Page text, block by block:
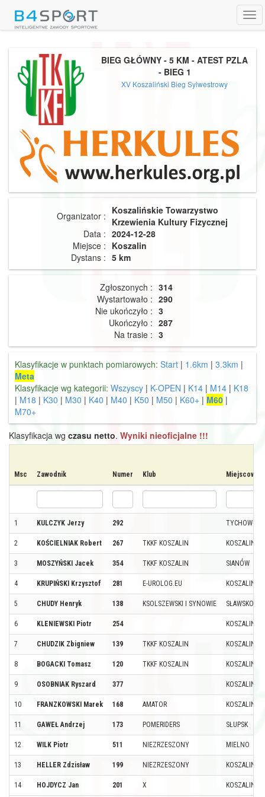
BIEG GŁÓWNY - 5 KM - ATEST PZLA
- BIEG 1
XV Koszaliński Bieg Sylwestrowy
Organizator : Koszalińskie Towarzystwo
Krzewienia Kultury Fizycznej
Data : 2024-12-28
Miejsce : Koszalin
Dystans : 5 km
Zgłoszonych : 314
Wystartowało : 290
Nie ukończyło : 3
Ukończyło : 287
Na trasie : 3
Klasyfikacje w punktach pomiarowych: Start | 1.6km | 3.3km |
Meta
Klasyfikacje wg kategorii: Wszyscy | K-OPEN | K14 | M14 | K18
| M18 | K30 | M30 | K40 | M40 | K50 | M50 | K60+ | M60 |
M70+
Klasyfikacja wg czasu netto. Wyniki nieoficjalne !!!
Msc Zawodnik Numer Klub
1 KULCZYK Jerzy 292 TYCHOWO
2 KOŚCIELNIAK Robert 267 TKKF KOSZALIN KOSZALIN
3 MOSZYŃSKI Jacek 354 TKKF KOSZALIN SIANÓW
4 KRUPIŃSKI Krzysztof 281 E-UROLOG.EU KOSZALIN
5 CHUDY Henryk 138 KSOLSZEWSKI I SYNOWIE SŁAWSKO
6 KLENIEWSKI Piotr 254 KOSZALIN
7 CHUDZIK Zbigniew 139 TKKF KOSZALIN KOSZALIN
8 BOGACKI Tomasz 120 TKKF KOSZALIN KOSZALIN
9 OSOBNIAK Ryszard 377 KOSZALIN
10 FRANZKOWSKI Marek 168 AMATOR KOSZALIN
11 GAWEŁ Andrzej 173 POMERIDERS SŁUPSK
12 WILK Piotr 511 NIEZRZESZONY MIELNO
13 HELLER Zdzisław 199 NIEZRZESZONY KOSZALIN
14 HOJDYCZ Jan 201 X KOSZALIN